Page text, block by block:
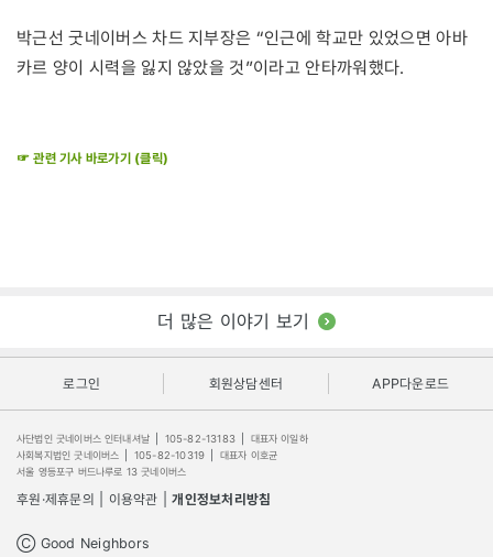
박근선 굿네이버스 차드 지부장은 “인근에 학교만 있었으면 아바
카르 양이 시력을 잃지 않았을 것”이라고 안타까워했다.
☞ 관련 기사 바로가기 (클릭)
더 많은 이야기 보기
로그인 회원상담센터 APP다운로드
사단법인 굿네이버스 인터내셔날 105-82-13183
대표자 이일하
사회복지법인 굿네이버스
105-82-10319
대표자 이호균
서울 영등포구 버드나루로 13 굿네이버스
후원·제휴문의 이용약관 개인정보처리방침
Ⓒ Good Neighbors